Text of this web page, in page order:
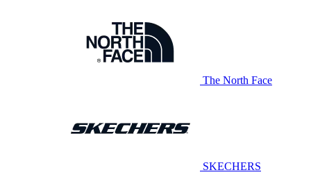
The North Face
SKECHERS